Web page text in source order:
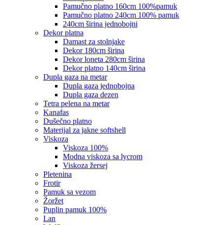
pamučno platno 160cm 100%pamuk
pamučno platno 240cm 100% pamuk
240cm širina jednobojni
dekor platna
damast za stolnjake
dekor 180cm širina
dekor loneta 280cm širina
dekor platno 140cm širina
dupla gaza na metar
dupla gaza jednobojna
dupla gaza dezen
tetra pelena na metar
kanafas
dušečno platno
materijal za jakne softshell
viskoza
viskoza 100%
modna viskoza sa lycrom
viskoza žersej
pletenina
frotir
pamuk sa vezom
žoržet
puplin pamuk 100%
lan